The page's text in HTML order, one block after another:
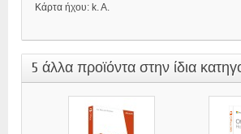
Κάρτα ήχου: k. A.
5 άλλα προϊόντα στην ίδια